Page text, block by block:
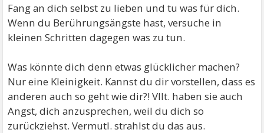
Fang an dich selbst zu lieben und tu was für dich.
Wenn du Berührungsängste hast, versuche in
kleinen Schritten dagegen was zu tun.
Was könnte dich denn etwas glücklicher machen?
Nur eine Kleinigkeit. Kannst du dir vorstellen, dass es
anderen auch so geht wie dir?! Vllt. haben sie auch
Angst, dich anzusprechen, weil du dich so
zurückziehst. Vermutl. strahlst du das aus.